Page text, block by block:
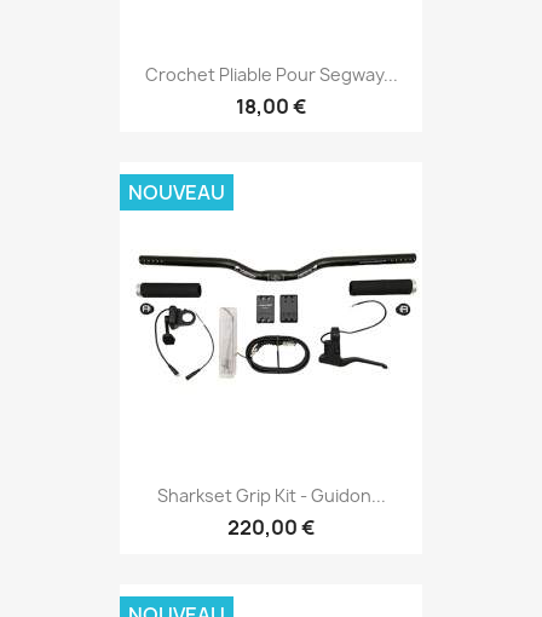
Crochet Pliable Pour Segway...
18,00 €
Sharkset Grip Kit - Guidon...
220,00 €
NOUVEAU